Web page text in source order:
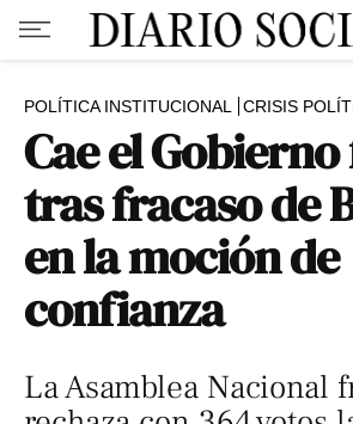
POLÍTICA INSTITUCIONAL CRISIS
Cae el
tras fracaso de
en la moción de
confianza
La Asamblea Nacional